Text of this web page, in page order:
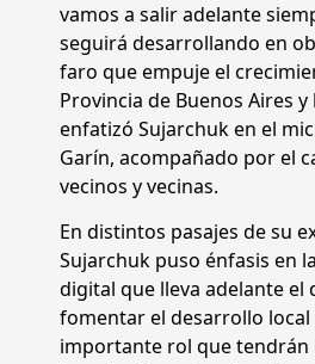
vamos a salir adelante
seguirá desarrollando en
faro que empuje el
Provincia de Buenos Aires
enfatizó Sujarchuk en el
Garín, acompañado por el
vecinos y vecinas.
En distintos pasajes de su
Sujarchuk puso énfasis en
digital que lleva adelante el
fomentar el desarrollo local
importante rol que tendrán